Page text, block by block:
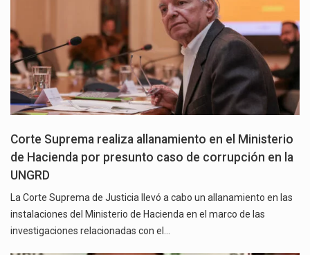
Corte Suprema realiza allanamiento en el Ministerio
de Hacienda por presunto caso de corrupción en la
UNGRD
La Corte Suprema de Justicia llevó a cabo un allanamiento en las
instalaciones del Ministerio de Hacienda en el marco de las
investigaciones relacionadas con el…